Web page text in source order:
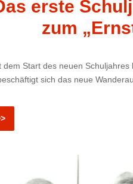
erste
zum
dem Start des neuen
sich das neue